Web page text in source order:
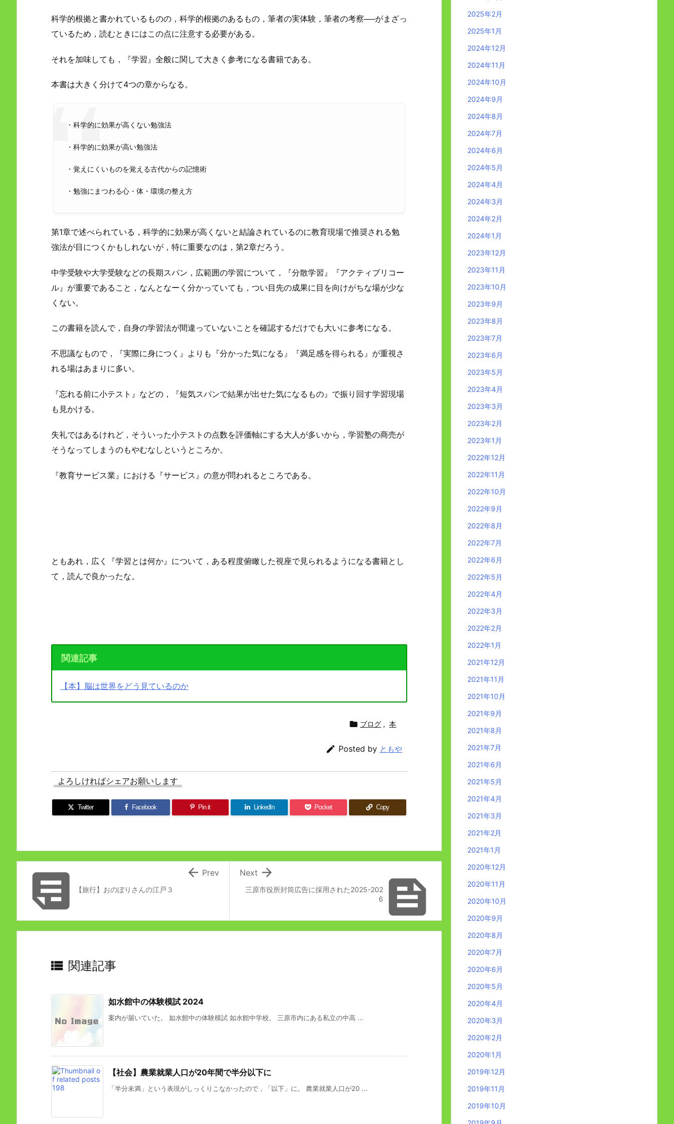
科学的根拠と書かれているものの，科学的根拠のあるもの，筆者の実体験，筆者の考察──がまざっ
ているため，読むときにはこの点に注意する必要がある。
それを加味しても，『学習』全般に関して大きく参考になる書籍である。
本書は大きく分けて4つの章からなる。
・科学的に効果が高くない勉強法
・科学的に効果が高い勉強法
・覚えにくいものを覚える古代からの記憶術
・勉強にまつわる心・体・環境の整え方
第1章で述べられている，科学的に効果が高くないと結論されているのに教育現場で推奨される勉
強法が目につくかもしれないが，特に重要なのは，第2章だろう。
中学受験や大学受験などの長期スパン，広範囲の学習について，『分散学習』『アクティブリコー
ル』が重要であること，なんとなーく分かっていても，つい目先の成果に目を向けがちな場が少な
くない。
この書籍を読んで，自身の学習法が間違っていないことを確認するだけでも大いに参考になる。
不思議なもので，『実際に身につく』よりも『分かった気になる』『満足感を得られる』が重視さ
れる場はあまりに多い。
『忘れる前に小テスト』などの，『短気スパンで結果が出せた気になるもの』で振り回す学習現場
も見かける。
失礼ではあるけれど，そういった小テストの点数を評価軸にする大人が多いから，学習塾の商売が
そうなってしまうのもやむなしというところか。
『教育サービス業』における『サービス』の意が問われるところである。
ともあれ，広く『学習とは何か』について，ある程度俯瞰した視座で見られるようになる書籍とし
て，読んで良かったな。
関連記事
【本】脳は世界をどう見ているのか
 ブログ , 本
 Posted by ともや
よろしければシェアお願いします
Twitter Facebook Pin it LinkedIn Pocket Copy

三原市役所封筒広告に採用された2025-202
6

Next
 【旅行】おのぼりさんの江戸３
 Prev
 関連記事
如水館中の体験模試 2024
案内が届いていた。 如水館中の体験模試 如水館中学校。 三原市内にある私立の中高 ...
【社会】農業就業人口が20年間で半分以下に
「半分未満」という表現がしっくりこなかったので，「以下」に。 農業就業人口が20 ...
2025年2月
2025年1月
2024年12月
2024年11月
2024年10月
2024年9月
2024年8月
2024年7月
2024年6月
2024年5月
2024年4月
2024年3月
2024年2月
2024年1月
2023年12月
2023年11月
2023年10月
2023年9月
2023年8月
2023年7月
2023年6月
2023年5月
2023年4月
2023年3月
2023年2月
2023年1月
2022年12月
2022年11月
2022年10月
2022年9月
2022年8月
2022年7月
2022年6月
2022年5月
2022年4月
2022年3月
2022年2月
2022年1月
2021年12月
2021年11月
2021年10月
2021年9月
2021年8月
2021年7月
2021年6月
2021年5月
2021年4月
2021年3月
2021年2月
2021年1月
2020年12月
2020年11月
2020年10月
2020年9月
2020年8月
2020年7月
2020年6月
2020年5月
2020年4月
2020年3月
2020年2月
2020年1月
2019年12月
2019年11月
2019年10月